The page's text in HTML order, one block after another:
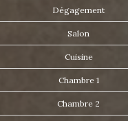
Dégagement
Salon
Cuisine
Chambre 1
Chambre 2